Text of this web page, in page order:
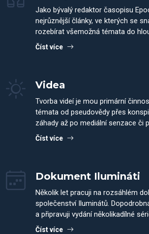
Jako bývalý redaktor časopisu
nejrůznější články, ve kterých se
rozebírat všemožná témata do
Číst více
Videa
Tvorba videí je mou primární
témata od pseudovědy přes
záhady až po mediální senzace či
Číst více
Dokument Ilumináti
Několik let pracuji na rozsáhlém
společenství Iluminátů.
a připravuji vydání několikadílné
Číst více